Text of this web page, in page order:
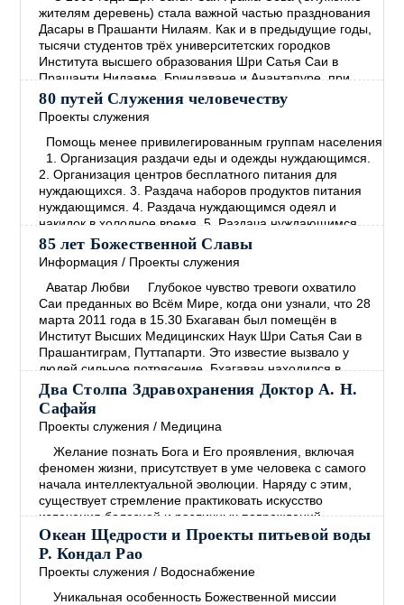
жителям деревень) стала важной частью празднования
Дасары в Прашанти Нилаям. Как и в предыдущие годы,
тысячи студентов трёх университетских городков
Института высшего образования Шри Сатья Саи в
Прашанти Нилаяме, Бриндаване и Анантапуре, при
участии учеников Средней школы Шри Сатья Саи в
Прашанти Нилаяме, наряду с персоналом этих учебных
заведений, приняли участие в Грама Севе
80 путей Служения человечеству
Проекты служения
Помощь менее привилегированным группам населения
1. Организация раздачи еды и одежды нуждающимся.
2. Организация центров бесплатного питания для
нуждающихся. 3. Раздача наборов продуктов питания
нуждающимся. 4. Раздача нуждающимся одеял и
накидок в холодное время. 5. Раздача нуждающимся
пищи, богатой протеином. 6. Установление опеки над
малообеспеченными семьями и организация
систематической помощи. 7. Организация программ
помощи деревням с→
85 лет Божественной Славы
Информация / Проекты служения
Аватар Любви Глубокое чувство тревоги охватило
Саи преданных во Всём Мире, когда они узнали, что 28
марта 2011 года в 15.30 Бхагаван был помещён в
Институт Высших Медицинских Наук Шри Сатья Саи в
Прашантиграм, Путтапарти. Это известие вызвало у
людей сильное потрясение. Бхагаван находился в
госпитале 27 дней, и группа медицинских экспертов
обеспечивала его лучшим лечением, какое только
возможно. Но Бхагаван принял решение закончить
Два Столпа Здравохранения Доктор А. Н.
Сафайя
Проекты служения / Медицина
Желание познать Бога и Его проявления, включая
феномен жизни, присутствует в уме человека с самого
начала интеллектуальной эволюции. Наряду с этим,
существует стремление практиковать искусство
излечения болезней и различных повреждений
человеческой формы. Эти два желания идут рука об
руку. Веды, которые представляют собой самый древний
документ Духовности, изобилуют примерами как мыслей
о Боге, так и мыслей о врачебном искусстве.
Океан Щедрости и Проекты питьевой воды
Р. Кондал Рао
Проекты служения / Водоснабжение
Уникальная особенность Божественной миссии